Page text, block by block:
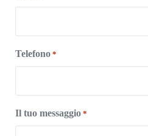
Telefono *
Il tuo messaggio *